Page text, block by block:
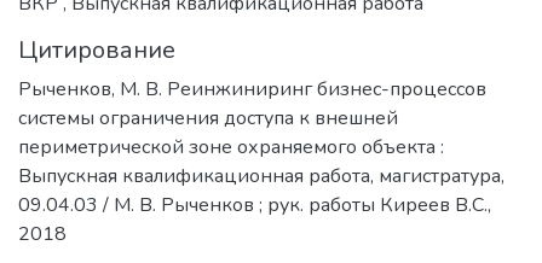
Цитирование
Рыченков, М. В. Реинжиниринг бизнес-процессов
системы ограничения доступа к внешней
периметрической зоне охраняемого объекта :
Выпускная квалификационная работа, магистратура,
09.04.03 / М. В. Рыченков ; рук. работы Киреев В.С.,
2018